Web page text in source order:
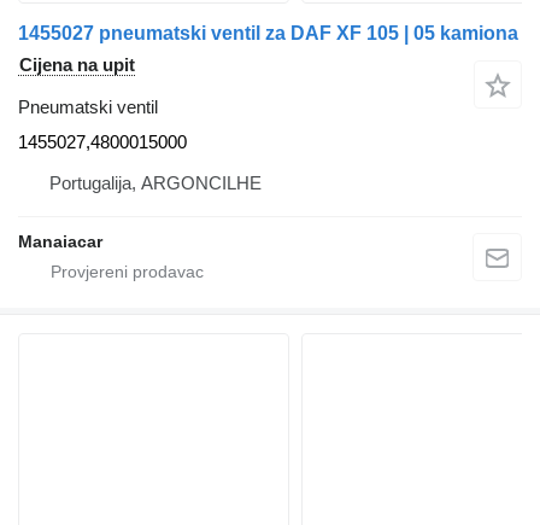
1455027 pneumatski ventil za DAF XF 105 | 05 kamiona
Cijena na upit
Pneumatski ventil
1455027,4800015000
Portugalija, ARGONCILHE
Manaiacar